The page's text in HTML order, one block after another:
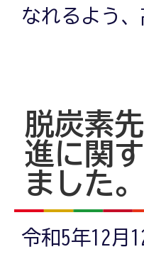
なれるよう
脱炭素
進に関
ました。
令和5年12月